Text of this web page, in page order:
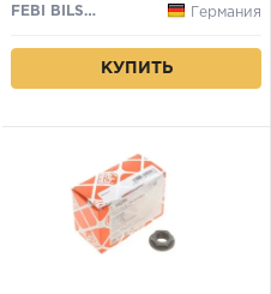
FEBI BILSTEIN
Германия
КУПИТЬ